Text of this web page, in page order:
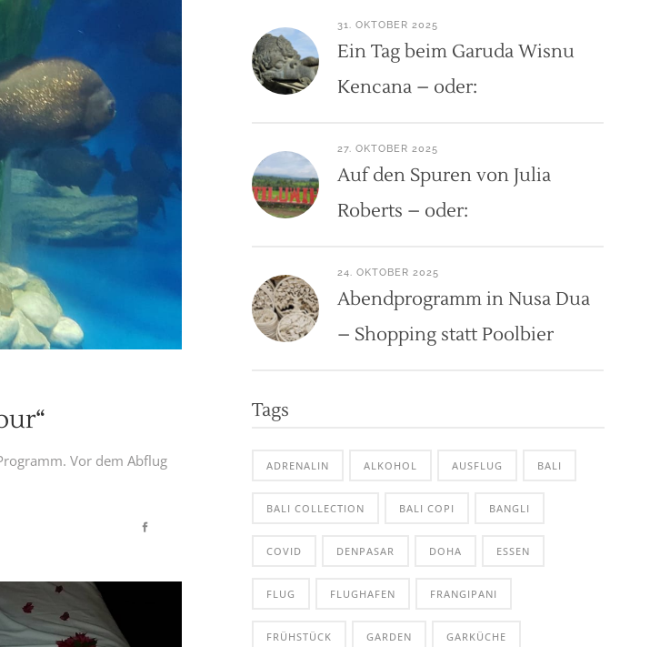
Vor dem Abflug
31. OKTOBER 2025
Ein Tag beim Garuda Wisnu
Kencana – oder:
27. OKTOBER 2025
Auf den Spuren von Julia
Roberts – oder:
24. OKTOBER 2025
Abendprogramm in Nusa Dua
– Shopping statt Poolbier
Tags
ADRENALIN ALKOHOL AUSFLUG BALI
BALI COLLECTION BALI COPI BANGLI
COVID DENPASAR DOHA ESSEN
FLUG FLUGHAFEN FRANGIPANI
FRÜHSTÜCK GARDEN GARKÜCHE